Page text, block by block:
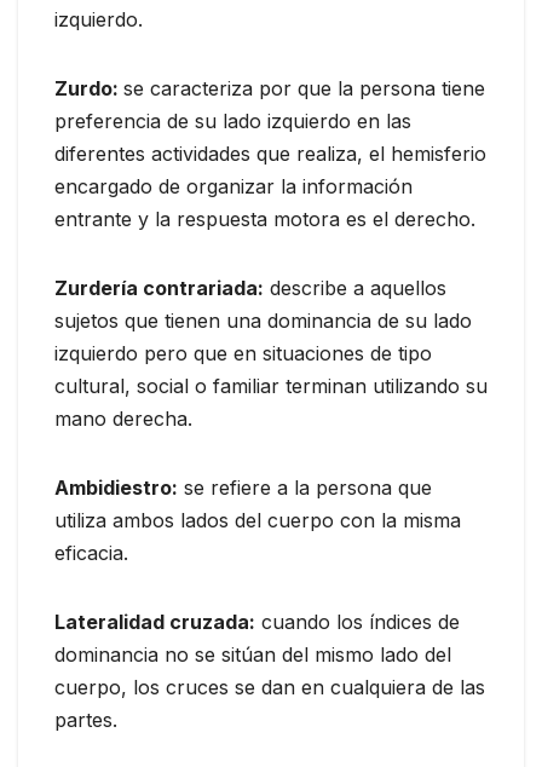
izquierdo.
Zurdo: se caracteriza por que la persona tiene
preferencia de su lado izquierdo en las
diferentes actividades que realiza, el hemisferio
encargado de organizar la información
entrante y la respuesta motora es el derecho.
Zurdería contrariada: describe a aquellos
sujetos que tienen una dominancia de su lado
izquierdo pero que en situaciones de tipo
cultural, social o familiar terminan utilizando su
mano derecha.
Ambidiestro: se refiere a la persona que
utiliza ambos lados del cuerpo con la misma
eficacia.
Lateralidad cruzada: cuando los índices de
dominancia no se sitúan del mismo lado del
cuerpo, los cruces se dan en cualquiera de las
partes.